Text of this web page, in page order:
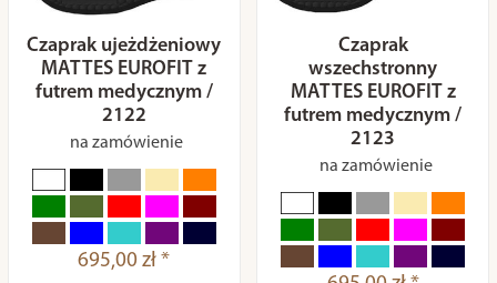
Czaprak ujeżdżeniowy
MATTES EUROFIT z
futrem medycznym /
2122
na zamówienie
695,00 zł *
Czaprak
wszechstronny
MATTES EUROFIT z
futrem medycznym /
2123
na zamówienie